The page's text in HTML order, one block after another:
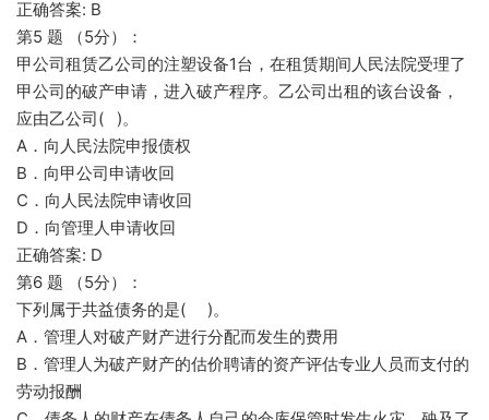
正确答案: B
第5 题 （5分）：
甲公司租赁乙公司的注塑设备1台，在租赁期间人民法院受理了
甲公司的破产申请，进入破产程序。乙公司出租的该台设备，
应由乙公司( )。
A．向人民法院申报债权
B．向甲公司申请收回
C．向人民法院申请收回
D．向管理人申请收回
正确答案: D
第6 题 （5分）：
下列属于共益债务的是( )。
A．管理人对破产财产进行分配而发生的费用
B．管理人为破产财产的估价聘请的资产评估专业人员而支付的
劳动报酬